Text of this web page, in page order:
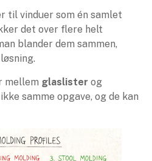
til vinduer som én samlet
det over flere helt
blander dem sammen,
mellem glaslister og
samme opgave, og de kan